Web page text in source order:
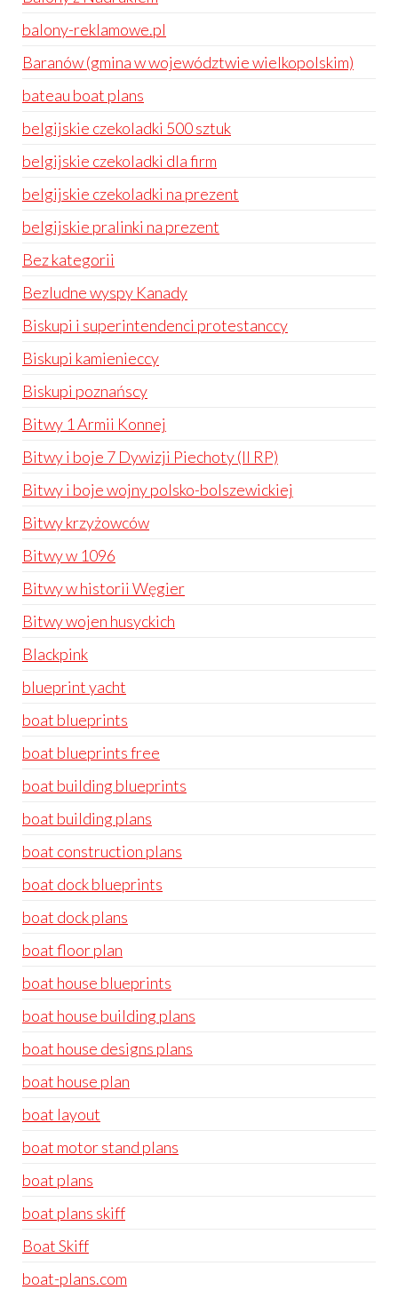
balony-reklamowe.pl
Baranów (gmina w województwie wielkopolskim)
bateau boat plans
belgijskie czekoladki 500 sztuk
belgijskie czekoladki dla firm
belgijskie czekoladki na prezent
belgijskie pralinki na prezent
Bez kategorii
Bezludne wyspy Kanady
Biskupi i superintendenci protestanccy
Biskupi kamienieccy
Biskupi poznańscy
Bitwy 1 Armii Konnej
Bitwy i boje 7 Dywizji Piechoty (II RP)
Bitwy i boje wojny polsko-bolszewickiej
Bitwy krzyżowców
Bitwy w 1096
Bitwy w historii Węgier
Bitwy wojen husyckich
Blackpink
blueprint yacht
boat blueprints
boat blueprints free
boat building blueprints
boat building plans
boat construction plans
boat dock blueprints
boat dock plans
boat floor plan
boat house blueprints
boat house building plans
boat house designs plans
boat house plan
boat layout
boat motor stand plans
boat plans
boat plans skiff
Boat Skiff
boat-plans.com